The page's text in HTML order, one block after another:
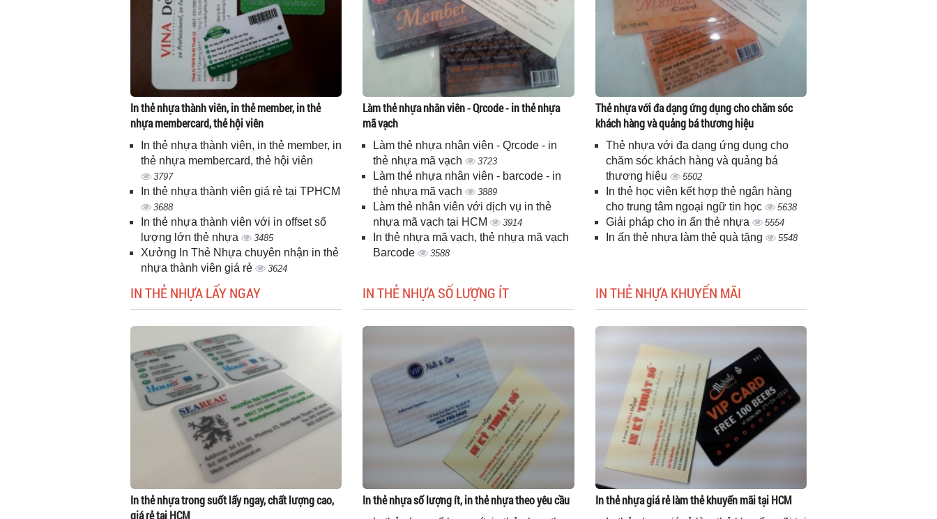
In thẻ nhựa thành viên, in thẻ member, in thẻ
nhựa membercard, thẻ hội viên
In thẻ nhựa thành viên, in thẻ member, in
thẻ nhựa membercard, thẻ hội viên
3797
In thẻ nhựa thành viên giá rẻ tại TPHCM
3688
In thẻ nhựa thành viên với in offset số
lượng lớn thẻ nhựa
3485
Xưởng In Thẻ Nhựa chuyên nhận in thẻ
nhựa thành viên giá rẻ
3624
Làm thẻ nhựa nhân viên - Qrcode - in thẻ nhựa
mã vạch
Làm thẻ nhựa nhân viên - Qrcode - in
thẻ nhựa mã vạch
3723
Làm thẻ nhựa nhân viên - barcode - in
thẻ nhựa mã vạch
3889
Làm thẻ nhân viên với dịch vụ in thẻ
nhựa mã vạch tại HCM
3914
In thẻ nhựa mã vạch, thẻ nhựa mã vạch
Barcode
3588
Thẻ nhựa với đa dạng ứng dụng cho chăm sóc
khách hàng và quảng bá thương hiệu
Thẻ nhựa với đa dạng ứng dụng cho
chăm sóc khách hàng và quảng bá
thương hiệu
5502
In thẻ học viên kết hợp thẻ ngân hàng
cho trung tâm ngoại ngữ tin học
5638
Giải pháp cho in ấn thẻ nhựa 5554
In ấn thẻ nhựa làm thẻ quà tặng 5548
IN THẺ NHỰA LẤY NGAY
In thẻ nhựa trong suốt lấy ngay, chất lượng cao,
giá rẻ tại HCM
IN THẺ NHỰA SỐ LƯỢNG ÍT
In thẻ nhựa số lượng ít, in thẻ nhựa theo yêu cầu
IN THẺ NHỰA KHUYẾN MÃI
In thẻ nhựa giá rẻ làm thẻ khuyến mãi tại HCM